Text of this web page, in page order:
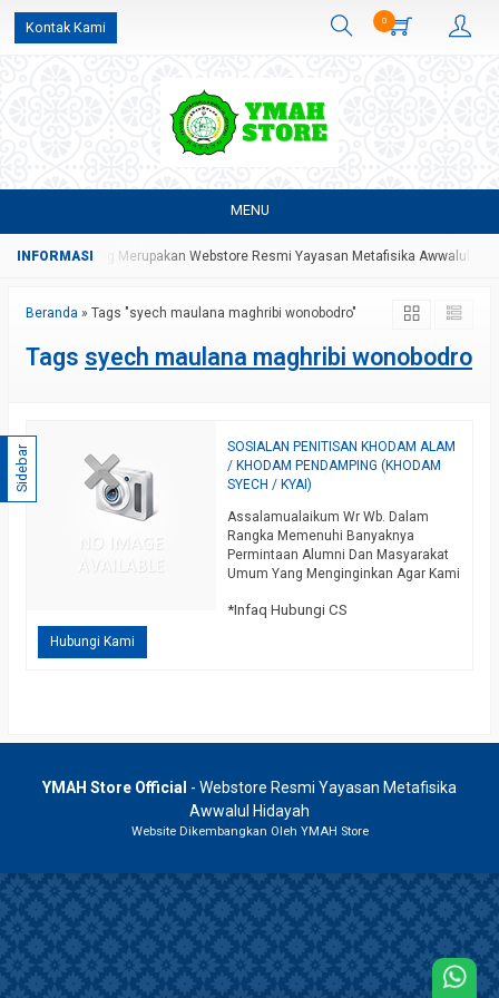
Kontak Kami 0
MENU
Store Yang Merupakan Webstore Resmi Yayasan Metafisika Awwalul
Beranda » Tags "syech maulana maghribi wonobodro"
Tags syech maulana maghribi wonobodro
SOSIALAN PENITISAN KHODAM ALAM
/ KHODAM PENDAMPING (KHODAM
SYECH / KYAI)
Assalamualaikum Wr Wb. Dalam
Rangka Memenuhi Banyaknya
Permintaan Alumni Dan Masyarakat
Umum Yang Menginginkan Agar Kami
Penitisan Khodam Pendamping,
Adalah Penjaga Yang Didatangkan
selengkapnya
*Infaq Hubungi CS
Hubungi Kami
Sidebar
YMAH Store Official - Webstore Resmi Yayasan Metafisika
Awwalul Hidayah
Website Dikembangkan Oleh YMAH Store